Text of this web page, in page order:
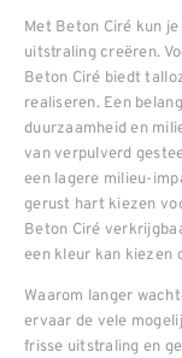
Met Beton Ciré kun
uitstraling creëren.
Beton Ciré biedt
realiseren. Een
duurzaamheid en
van verpulverd
een lagere milieu-
gerust hart kiezen
Beton Ciré
een kleur kan kiezen
Waarom langer
ervaar de vele
frisse uitstraling en